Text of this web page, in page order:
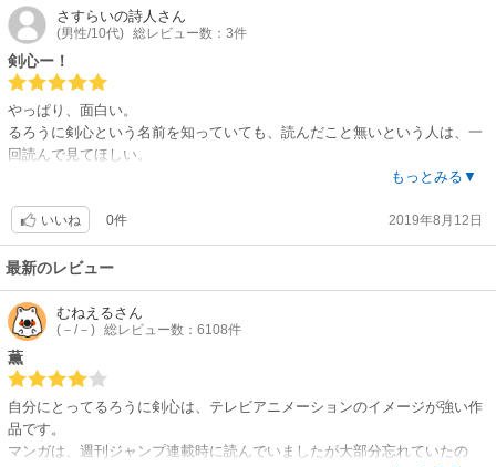
さすらいの詩人 さん
(男性/10代) 総レビュー数：3件
剣心ー！
やっぱり、面白い。
るろうに剣心という名前を知っていても、読んだこと無いという人は、一
回読んで見てほしい。
映画も2020年に公開されるし、読んで損なし。必ず、ハマるから。
もっとみる▼
いいね 0件 2019年8月12日
最新のレビュー
むねえるさん
(－/－) 総レビュー数：6108件
薫
自分にとってるろうに剣心は、テレビアニメーションのイメージが強い作
品です。
マンガは、週刊ジャンプ連載時に読んでいましたが大部分忘れていたの